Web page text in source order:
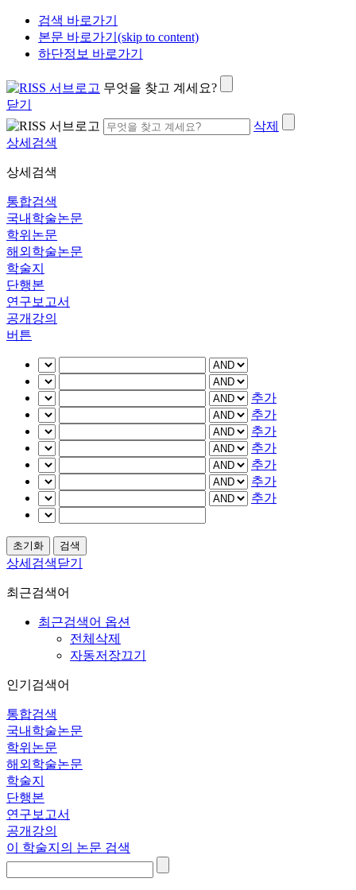
검색 바로가기
본문 바로가기(skip to content)
하단정보 바로가기
무엇을 찾고 계세요?
닫기
삭제
상세검색
상세검색
통합검색
국내학술논문
학위논문
해외학술논문
학술지
단행본
연구보고서
공개강의
버튼
추가
추가
추가
추가
추가
추가
추가
상세검색닫기
최근검색어
최근검색어 옵션
전체삭제
자동저장끄기
인기검색어
통합검색
국내학술논문
학위논문
해외학술논문
학술지
단행본
연구보고서
공개강의
이 학술지의 논문 검색